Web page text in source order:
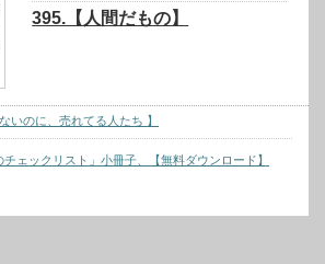
395.【人間だもの】
いのに、売れてる人たち 】
チェックリスト」小冊子、【無料ダウンロード】